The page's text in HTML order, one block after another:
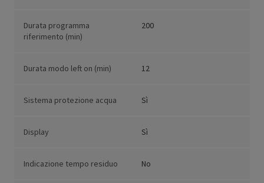
Durata programma
riferimento (min)
200
Durata modo left on (min) 12
Sistema protezione acqua Sì
Display Sì
Indicazione tempo residuo No